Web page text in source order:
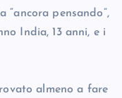
“ancora pensando”,
India, 13 anni, e i
almeno a fare